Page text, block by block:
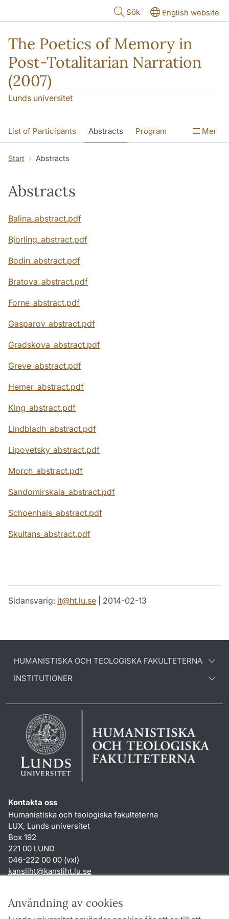
Användning av cookies
Sök English website
The Poetics of Memory in
Post-Totalitarian Narration
(2007)
Lunds universitet
List of Participants Abstracts Program Mer
Start Abstracts
Abstracts
Balina_abstract.pdf
Bjorling_abstract.pdf
Bodin_abstract.pdf
Bratova_abstract.pdf
Forne_abstract.pdf
Gasparov_abstract.pdf
Gradskova_abstract.pdf
Greve_abstract.pdf
Hemer_abstract.pdf
King_abstract.pdf
Lindbladh_abstract.pdf
Lipovetsky_abstract.pdf
Morch_abstract.pdf
Sandomirskaia_abstract.pdf
Schoenhals_abstract.pdf
Skultans_abstract.pdf
Sidansvarig: it@ht.lu.se | 2014-02-13
HUMANISTISKA OCH TEOLOGISKA FAKULTETERNA
INSTITUTIONER
Kontakta oss
Humanistiska och teologiska fakulteterna
LUX, Lunds universitet
Box 192
221 00 LUND
046-222 00 00 (vxl)
kansliht@kansliht.lu.se
Genvägar
Om webbplatsen och cookies